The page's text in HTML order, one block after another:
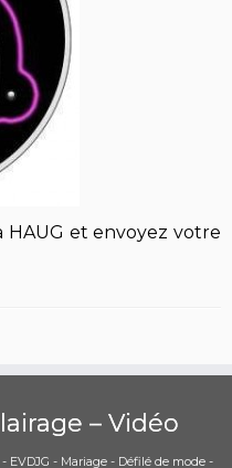
HAUG et envoyez votre
– Vidéo
EVDJG - Mariage - Défilé de mode -